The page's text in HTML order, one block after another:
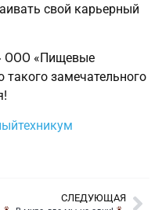
свой карьерный
ООО «Пищевые
такого замечательного
СЛЕДУЮЩАЯ